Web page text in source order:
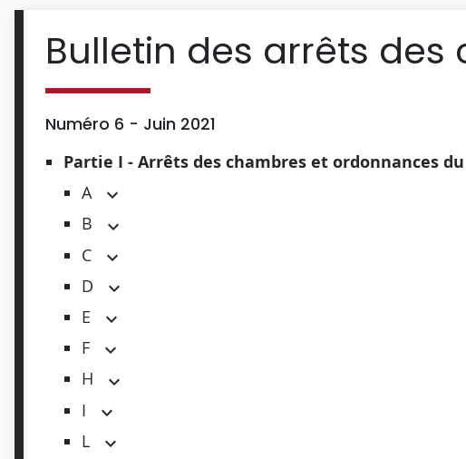
Bulletin des arrêts
Numéro 6 - Juin 2021
Partie I - Arrêts des chambres et ordonnances
A
B
C
D
E
F
H
I
L